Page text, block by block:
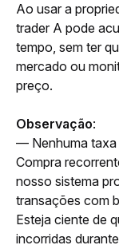
Ao usar a
trader A pode
tempo, sem ter
mercado ou
preço.
Observação:
— Nenhuma taxa
Compra
nosso sistema
transações com
Esteja ciente de
incorridas